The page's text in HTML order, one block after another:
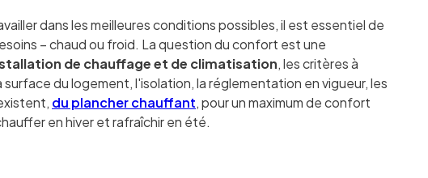
dans les meilleures conditions possibles, il est essentiel de
– chaud ou froid. La question du confort est une
de chauffage et de climatisation, les critères à
du logement, l'isolation, la réglementation en vigueur, les
du plancher chauffant, pour un maximum de confort
en hiver et rafraîchir en été.